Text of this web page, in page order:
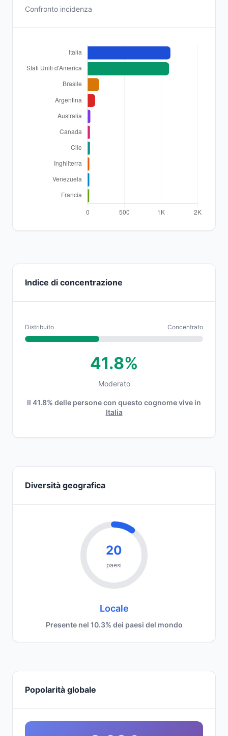
Confronto incidenza
Indice di concentrazione
Distribuito Concentrato
41.8%
Moderato
Il 41.8% delle persone con questo cognome vive in
Italia
Diversità geografica
20
paesi
Locale
Presente nel 10.3% dei paesi del mondo
Popolarità globale